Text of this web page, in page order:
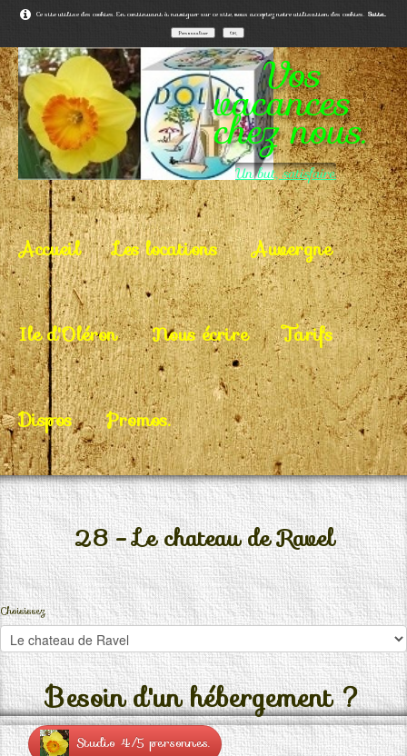
Ce site utilise des cookies. En continuant à naviguer sur ce site, vous acceptez notre utilisation des cookies. Suite...
Personnaliser OK
Vos
vacances
chez nous.
Un but, satisfaire.
Accueil Les locations Auvergne
Ile d'Oléron Nous écrire Tarifs
Dispos Promos.
28 - Le chateau de Ravel
Choisissez.
Besoin d'un hébergement ?
Studio 4/5 personnes.